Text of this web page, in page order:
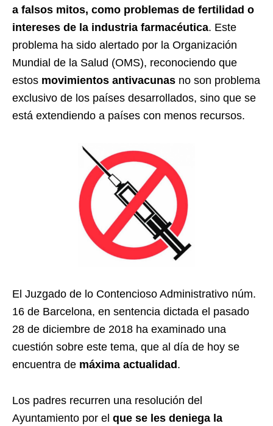
a falsos mitos, como problemas de fertilidad o
intereses de la industria farmacéutica. Este
problema ha sido alertado por la Organización
Mundial de la Salud (OMS), reconociendo que
estos movimientos antivacunas no son problema
exclusivo de los países desarrollados, sino que se
está extendiendo a países con menos recursos.
El Juzgado de lo Contencioso Administrativo núm.
16 de Barcelona, en sentencia dictada el pasado
28 de diciembre de 2018 ha examinado una
cuestión sobre este tema, que al día de hoy se
encuentra de máxima actualidad.
Los padres recurren una resolución del
Ayuntamiento por el que se les deniega la